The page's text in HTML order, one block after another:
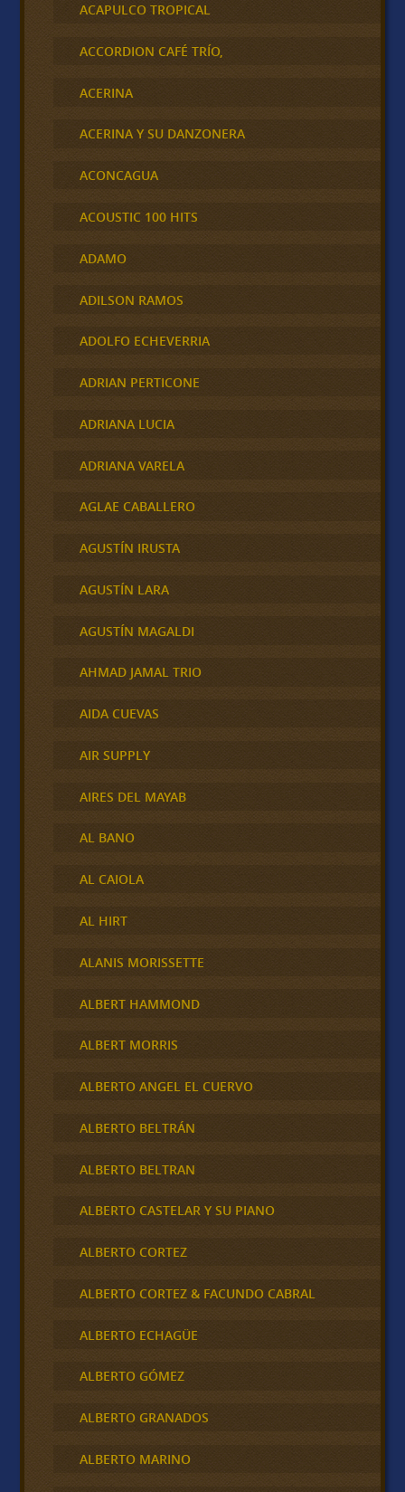
ACAPULCO TROPICAL
ACCORDION CAFÉ TRÍO,
ACERINA
ACERINA Y SU DANZONERA
ACONCAGUA
ACOUSTIC 100 HITS
ADAMO
ADILSON RAMOS
ADOLFO ECHEVERRIA
ADRIAN PERTICONE
ADRIANA LUCIA
ADRIANA VARELA
AGLAE CABALLERO
AGUSTÍN IRUSTA
AGUSTÍN LARA
AGUSTÍN MAGALDI
AHMAD JAMAL TRIO
AIDA CUEVAS
AIR SUPPLY
AIRES DEL MAYAB
AL BANO
AL CAIOLA
AL HIRT
ALANIS MORISSETTE
ALBERT HAMMOND
ALBERT MORRIS
ALBERTO ANGEL EL CUERVO
ALBERTO BELTRÁN
ALBERTO BELTRAN
ALBERTO CASTELAR Y SU PIANO
ALBERTO CORTEZ
ALBERTO CORTEZ & FACUNDO CABRAL
ALBERTO ECHAGÜE
ALBERTO GÓMEZ
ALBERTO GRANADOS
ALBERTO MARINO